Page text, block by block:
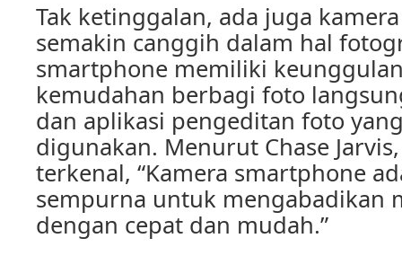
Tak ketinggalan, ada juga
semakin canggih dalam hal
smartphone memiliki
kemudahan berbagi foto
dan aplikasi pengeditan foto
digunakan. Menurut Chase
terkenal, “Kamera smartphone
sempurna untuk mengabadikan
dengan cepat dan mudah.”